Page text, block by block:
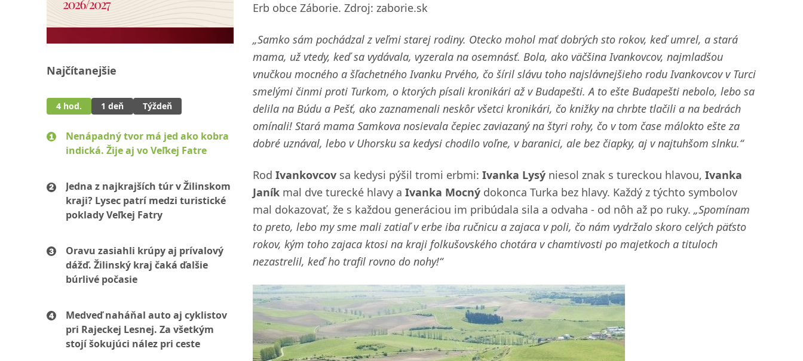
Najčítanejšie
4 hod. 1 deň Týždeň
Nenápadný tvor má jed ako kobra
indická. Žije aj vo Veľkej Fatre
Jedna z najkrajších túr v Žilinskom
kraji? Lysec patrí medzi turistické
poklady Veľkej Fatry
Oravu zasiahli krúpy aj prívalový
dážď. Žilinský kraj čaká ďalšie
búrlivé počasie
Medveď naháňal auto aj cyklistov
pri Rajeckej Lesnej. Za všetkým
stojí šokujúci nález pri ceste
Erb obce Záborie. Zdroj: zaborie.sk
„Samko sám pochádzal z veľmi starej rodiny. Otecko mohol mať dobrých sto rokov, keď umrel, a stará
mama, už vtedy, keď sa vydávala, vyzerala na osemnásť. Bola, ako väčšina Ivankovcov, najmladšou
vnučkou mocného a šľachetného Ivanku Prvého, čo šíril slávu toho najslávnejšieho rodu Ivankovcov v Turci
smelými činmi proti Turkom, o ktorých písali kronikári až v Budapešti. A to ešte Budapešti nebolo, lebo sa
delila na Búdu a Pešť, ako zaznamenali neskôr všetci kronikári, čo knižky na chrbte tlačili a na bedrách
omínali! Stará mama Samkova nosievala čepiec zaviazaný na štyri rohy, čo v tom čase málokto ešte za
dobré uznával, lebo v Uhorsku sa kedysi chodilo voľne, v baranici, ale bez čiapky, aj v najtuhšom slnku.“
Rod Ivankovcov sa kedysi pýšil tromi erbmi: Ivanka Lysý niesol znak s tureckou hlavou, Ivanka
Janík mal dve turecké hlavy a Ivanka Mocný dokonca Turka bez hlavy. Každý z týchto symbolov
mal dokazovať, že s každou generáciou im pribúdala sila a odvaha - od nôh až po ruky. „Spomínam
to preto, lebo my sme mali zatiaľ v erbe iba ručnicu a zajaca v poli, čo nám vydržalo skoro celých päťsto
rokov, kým toho zajaca ktosi na kraji folkušovského chotára v chamtivosti po majetkoch a tituloch
nezastrelil, keď ho trafil rovno do nohy!“